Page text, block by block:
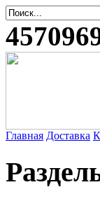
Главная Доставка